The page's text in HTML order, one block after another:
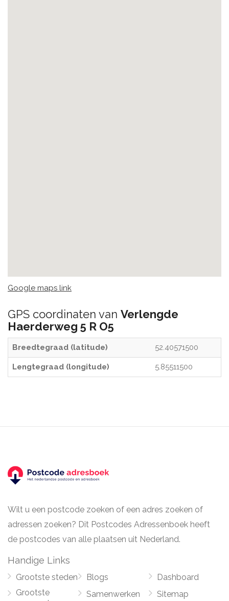
Google maps link
GPS coordinaten van Verlengde
Haerderweg 5 R O5
Breedtegraad (latitude) 52.40571500
Lengtegraad (longitude) 5.85511500
Wilt u een postcode zoeken of een adres zoeken of
adressen zoeken? Dit Postcodes Adressenboek heeft
de postcodes van alle plaatsen uit Nederland.
Handige Links
Grootste steden
Grootste
Blogs
Samenwerken
Dashboard
Sitemap